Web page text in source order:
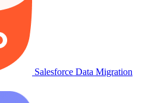
Salesforce Data Migration